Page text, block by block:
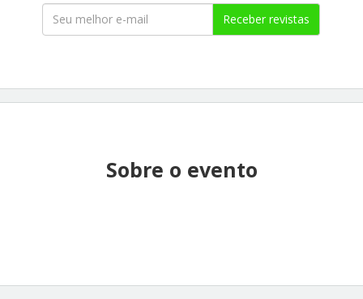
Receber revistas
Sobre o evento